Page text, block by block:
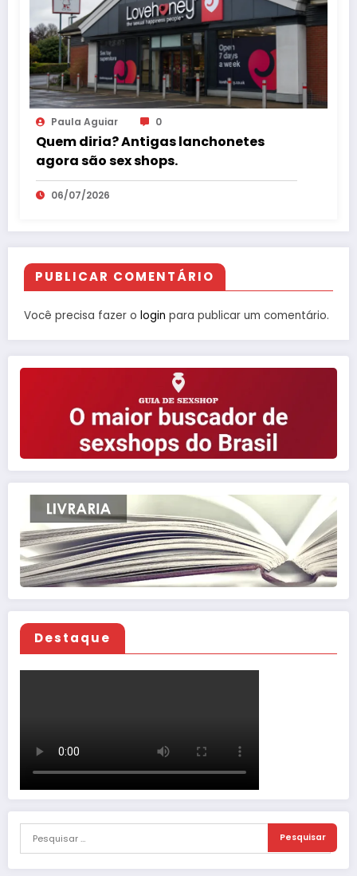
Paula Aguiar 0
Quem diria? Antigas lanchonetes
agora são sex shops.
06/07/2026
PUBLICAR COMENTÁRIO
Você precisa fazer o login para publicar um comentário.
Destaque